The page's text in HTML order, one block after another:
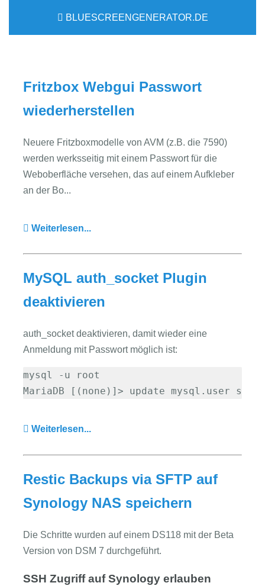
BLUESCREENGENERATOR.DE
Fritzbox Webgui Passwort
wiederherstellen
Neuere Fritzboxmodelle von AVM (z.B. die 7590)
werden werksseitig mit einem Passwort für die
Weboberfläche versehen, das auf einem Aufkleber
an der Bo...
Weiterlesen...
MySQL auth_socket Plugin
deaktivieren
auth_socket deaktivieren, damit wieder eine
Anmeldung mit Passwort möglich ist:
mysql -u root
MariaDB [(none)]> update mysql.user set
Weiterlesen...
Restic Backups via SFTP auf
Synology NAS speichern
Die Schritte wurden auf einem DS118 mit der Beta
Version von DSM 7 durchgeführt.
SSH Zugriff auf Synology erlauben